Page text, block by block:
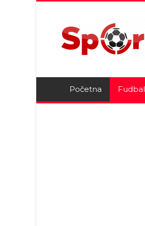
Početna Fudbal